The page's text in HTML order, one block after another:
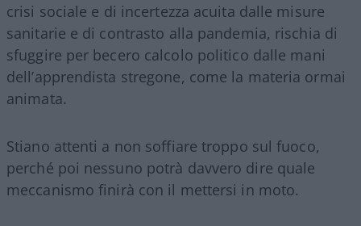
crisi sociale e di incertezza acuita dalle misure
sanitarie e di contrasto alla pandemia, rischia di
sfuggire per becero calcolo politico dalle mani
dell’apprendista stregone, come la materia ormai
animata.
Stiano attenti a non soffiare troppo sul fuoco,
perché poi nessuno potrà davvero dire quale
meccanismo finirà con il mettersi in moto.